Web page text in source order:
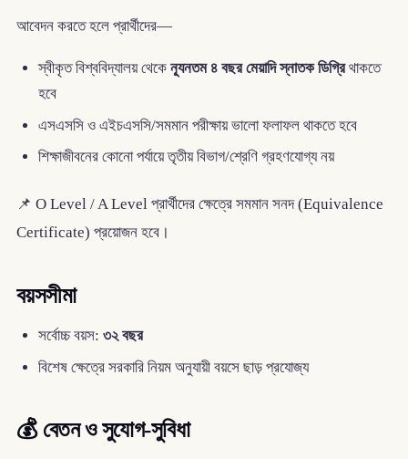
আবেদন করতে হলে প্রার্থীদের—
স্বীকৃত বিশ্ববিদ্যালয় থেকে ন্যূনতম ৪ বছর মেয়াদি স্নাতক ডিগ্রিথাকতে
হবে
এসএসসি ও এইচএসসি/সমমান পরীক্ষায় ভালো ফলাফল থাকতে হবে
শিক্ষাজীবনের কোনো পর্যায়ে তৃতীয় বিভাগ/শ্রেণি গ্রহণযোগ্য নয়
📌 O Level / A Level প্রার্থীদের ক্ষেত্রে সমমান সনদ (Equivalence
Certificate) প্রয়োজন হবে।
বয়সসীমা
সর্বোচ্চ বয়স: ৩২ বছর
বিশেষ ক্ষেত্রে সরকারি নিয়ম অনুযায়ী বয়সে ছাড় প্রযোজ্য
💰 বেতন ও সুযোগ-সুবিধা